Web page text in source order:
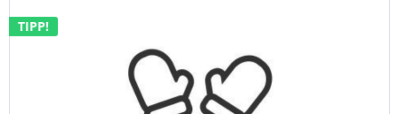
TIPP!